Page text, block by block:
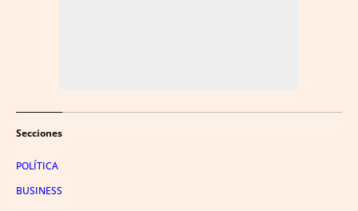
Secciones
POLÍTICA
BUSINESS